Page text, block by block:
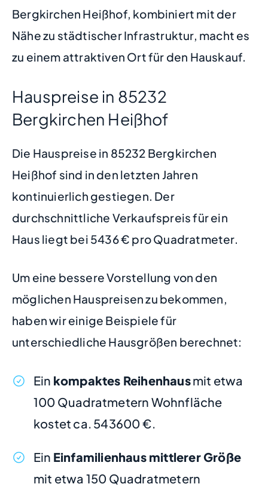
Bergkirchen Heißhof, kombiniert mit der
Nähe zu städtischer Infrastruktur, macht es
zu einem attraktiven Ort für den Hauskauf.
Hauspreise in 85232
Bergkirchen Heißhof
Die Hauspreise in 85232 Bergkirchen
Heißhof sind in den letzten Jahren
kontinuierlich gestiegen. Der
durchschnittliche Verkaufspreis für ein
Haus liegt bei 5436 € pro Quadratmeter.
Um eine bessere Vorstellung von den
möglichen Hauspreisen zu bekommen,
haben wir einige Beispiele für
unterschiedliche Hausgrößen berechnet:
Ein kompaktes Reihenhausmit etwa
100 Quadratmetern Wohnfläche
kostet ca. 543600 €.
Ein Einfamilienhaus mittlerer Größe
mit etwa 150 Quadratmetern